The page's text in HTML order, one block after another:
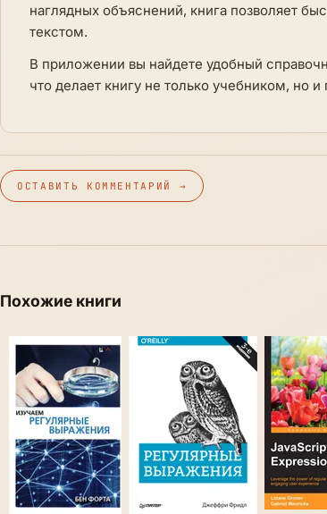
наглядных объяснений, книга позволяет
текстом.
В приложении вы найдете удобный
что делает книгу не только учебником, но
ОСТАВИТЬ КОММЕНТАРИЙ →
Похожие книги